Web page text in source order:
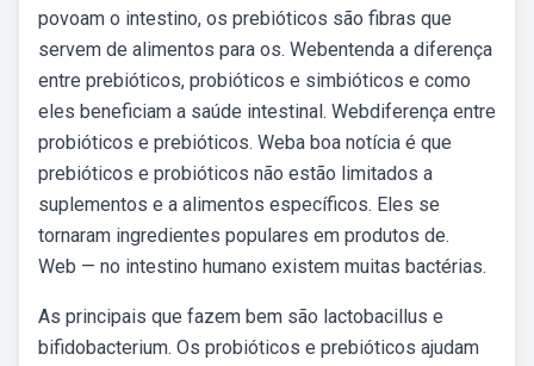
povoam o intestino, os prebióticos são fibras que
servem de alimentos para os. Webentenda a diferença
entre prebióticos, probióticos e simbióticos e como
eles beneficiam a saúde intestinal. Webdiferença entre
probióticos e prebióticos. Weba boa notícia é que
prebióticos e probióticos não estão limitados a
suplementos e a alimentos específicos. Eles se
tornaram ingredientes populares em produtos de.
Web — no intestino humano existem muitas bactérias.
As principais que fazem bem são lactobacillus e
bifidobacterium. Os probióticos e prebióticos ajudam